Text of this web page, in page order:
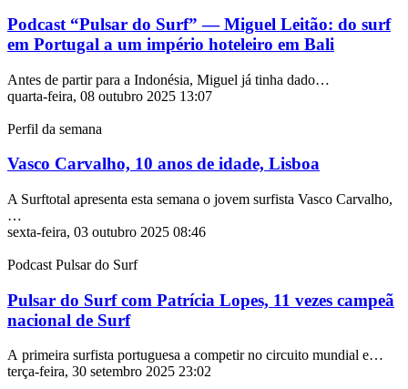
Podcast “Pulsar do Surf” — Miguel Leitão: do surf
em Portugal a um império hoteleiro em Bali
Antes de partir para a Indonésia, Miguel já tinha dado…
quarta-feira, 08 outubro 2025 13:07
Perfil da semana
Vasco Carvalho, 10 anos de idade, Lisboa
A Surftotal apresenta esta semana o jovem surfista Vasco Carvalho,
…
sexta-feira, 03 outubro 2025 08:46
Podcast Pulsar do Surf
Pulsar do Surf com Patrícia Lopes, 11 vezes campeã
nacional de Surf
A primeira surfista portuguesa a competir no circuito mundial e…
terça-feira, 30 setembro 2025 23:02